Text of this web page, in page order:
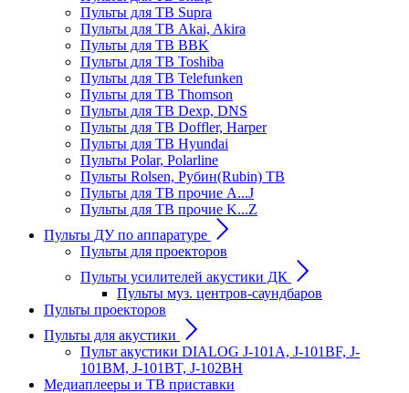
Пульты для ТВ Supra
Пульты для ТВ Akai, Akira
Пульты для ТВ BBK
Пульты для ТВ Toshiba
Пульты для ТВ Telefunken
Пульты для ТВ Thomson
Пульты для ТВ Dexp, DNS
Пульты для ТВ Doffler, Harper
Пульты для ТВ Hyundai
Пульты Polar, Polarline
Пульты Rolsen, Рубин(Rubin) ТВ
Пульты для ТВ прочие A...J
Пульты для ТВ прочие K...Z
Пульты ДУ по аппаратуре
Пульты для проекторов
Пульты усилителей акустики ДК
Пульты муз. центров-саундбаров
Пульты проекторов
Пульты для акустики
Пульт акустики DIALOG J-101A, J-101BF, J-
101BM, J-101BT, J-102BH
Медиаплееры и ТВ приставки